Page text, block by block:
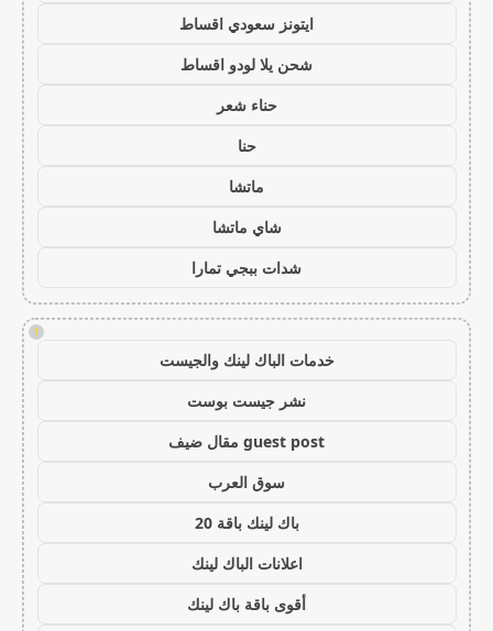
ايتونز سعودي اقساط
شحن يلا لودو اقساط
حناء شعر
حنا
ماتشا
شاي ماتشا
شدات ببجي تمارا
!
خدمات الباك لينك والجيست
نشر جيست بوست
guest post مقال ضيف
سوق العرب
باك لينك باقة 20
اعلانات الباك لينك
أقوى باقة باك لينك